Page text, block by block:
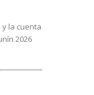
la cuenta
2026